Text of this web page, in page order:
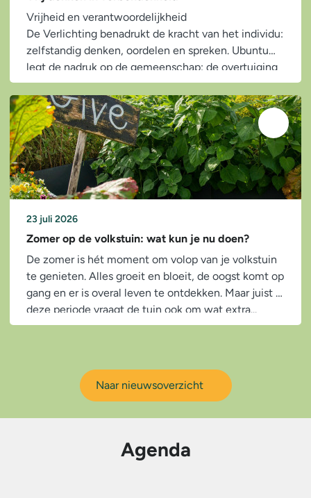
Vrijheid en verantwoordelijkheid
De Verlichting benadrukt de kracht van het individu:
zelfstandig denken, oordelen en spreken. Ubuntu
legt de nadruk op de gemeenschap: de overtuiging
dat ieder mens pas...
23 juli 2026
Zomer op de volkstuin: wat kun je nu doen?
De zomer is hét moment om volop van je volkstuin
te genieten. Alles groeit en bloeit, de oogst komt op
gang en er is overal leven te ontdekken. Maar juist in
deze periode vraagt de tuin ook om wat extra...
Naar nieuwsoverzicht
Agenda